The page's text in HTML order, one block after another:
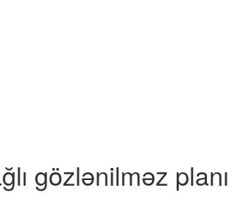
gözlənilməz planı